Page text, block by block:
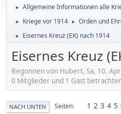
► Allgemeine Informationen alle
► Kriege vor 1914 ► Orden und
► Eisernes Kreuz (EK) nach 1914
Eisernes Kreuz
Begonnen von Hubert, Sa, 10.
0 Mitglieder und 1 Gast
NACH UNTEN Seiten 1 2 3 4 5